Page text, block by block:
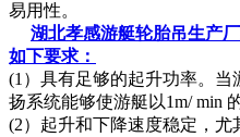
易用性。
湖北孝感游艇轮胎吊生产
如下要求：
(1）具有足够的起升功率。当
扬系统能够使游艇以1m/ min
(2）起升和下降速度稳定，